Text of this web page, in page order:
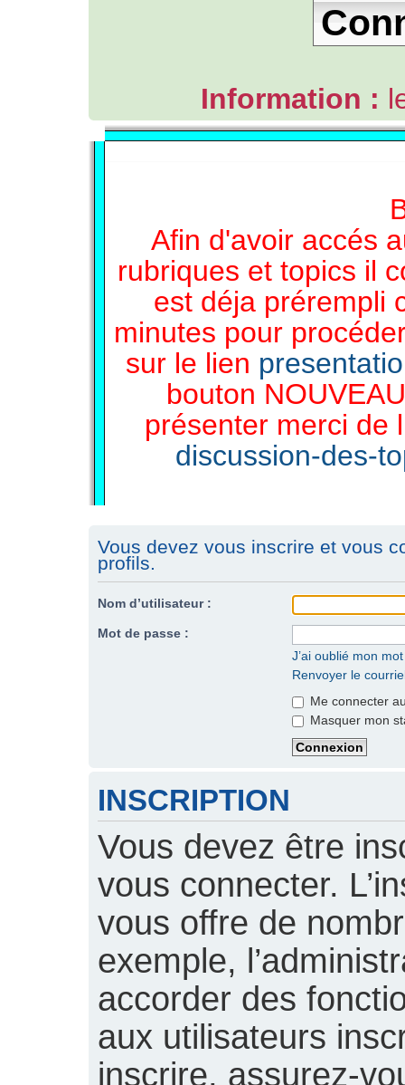
Information :
Afin d'avoir accés
rubriques et topics il
est déja prérempli
minutes pour
sur le lien
bouton
présenter merci de
discussion-des-
Vous devez vous inscrire et vous
profils.
Nom d’utilisateur :
Mot de passe :
J’ai oublié mon
Renvoyer le
Me connecter
Masquer mon
INSCRIPTION
Vous devez être
vous connecter.
vous offre de
exemple,
accorder des
aux utilisateurs
inscrire, assurez-